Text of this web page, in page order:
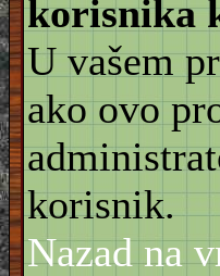
korisnika
U vašem
ako ovo
korisnik.
Nazad na